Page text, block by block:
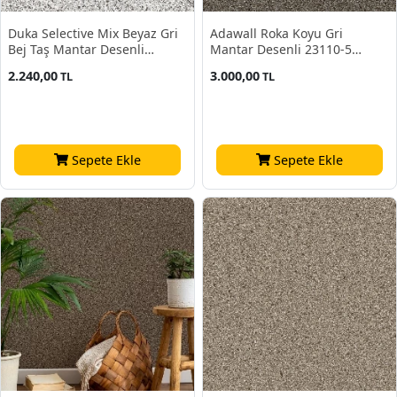
Duka Selective Mix Beyaz Gri
Bej Taş Mantar Desenli
M²
2.240,00TL
Sepete Ekle
Adawall Roka Koyu Gri
Mantar Desenli 23110-5
3.000,00TL
Sepete Ekle